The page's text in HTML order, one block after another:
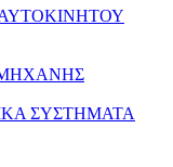
ΣΥΣΤΗΜΑΤΑ